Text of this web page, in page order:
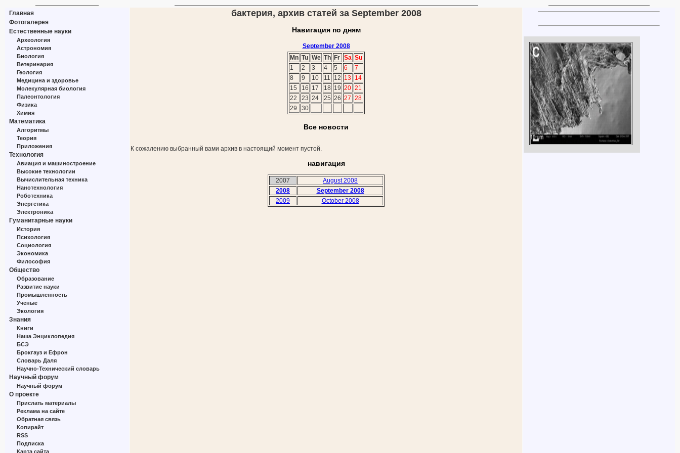
Главная
Фотогалерея
Естественные науки
Археология
Астрономия
Биология
Ветеринария
Геология
Медицина и здоровье
Молекулярная биология
Палеонтология
Физика
Химия
Математика
Алгоритмы
Теория
Приложения
Технология
Авиация и машиностроение
Высокие технологии
Вычислительная техника
Нанотехнология
Роботехника
Энергетика
Электроника
Гуманитарные науки
История
Психология
Социология
Экономика
Философия
Общество
Образование
Развитие науки
Промышленность
Ученые
Экология
Знания
Книги
Наша Энциклопедия
БСЭ
Брокгауз и Ефрон
Словарь Даля
Научно-Технический словарь
Научный форум
Научный форум
О проекте
Прислать материалы
Реклама на сайте
Обратная связь
Копирайт
RSS
Подписка
Карта сайта
бактерия, архив статей за September 2008
Навигация по дням
September 2008
Mn Tu We Th Fr Sa Su
1
2 3 4 5 6
7
8
9 10 11 12 13
14
15
16 17 18 19 20 21
22
23 24 25 26 27 28
29
30
Все новости
К сожалению выбранный вами архив в настоящий момент пустой.
навигация
2007
August 2008
2008
September 2008
2009
October 2008